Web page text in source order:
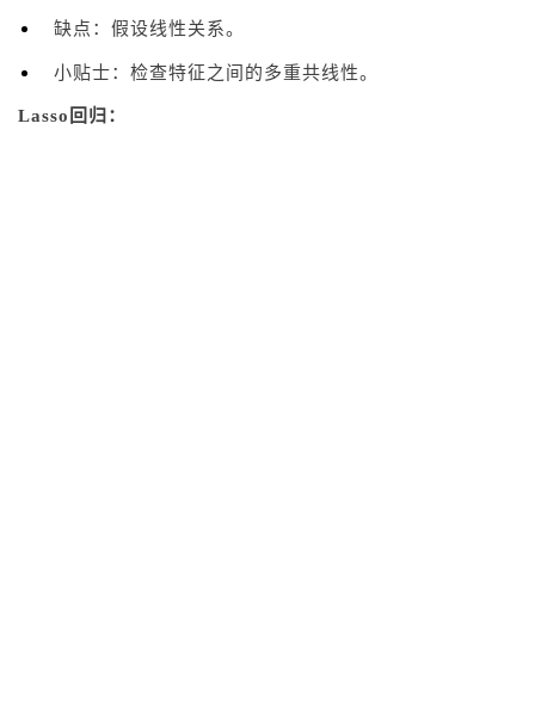
缺点：假设线性关系。
小贴士：检查特征之间的多重共线性。
Lasso回归：